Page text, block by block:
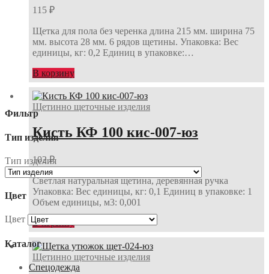
115 ₽
Щетка для пола без черенка длина 215 мм. ширина 75
мм. высота 28 мм. 6 рядов щетины. Упаковка: Вес
единицы, кг: 0,2 Единиц в упаковке:…
В корзину
Щетинно щеточные изделия
Кисть КФ 100 кис-007-юз
102₽
Светлая натуральная щетина, деревянная ручка
Упаковка: Вес единицы, кг: 0,1 Единиц в упаковке: 1
Объем единицы, м3: 0,001
В корзину
Щетинно щеточные изделия
Фильтр
Тип изделия
Тип изделия
Цвет
Цвет
Каталог
Спецодежда